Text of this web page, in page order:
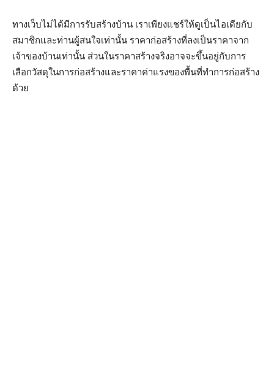
ทางเว็บไม่ได้มีการรับสร้างบ้าน เราเพียงแชร์ให้ดูเป็นไอเดียกับ
สมาชิกและท่านผู้สนใจเท่านั้น ราคาก่อสร้างที่ลงเป็นราคาจาก
เจ้าของบ้านเท่านั้น ส่วนในราคาสร้างจริงอาจจะขึ้นอยู่กับการ
เลือกวัสดุในการก่อสร้างและราคาค่าแรงของพื้นที่ทำการก่อสร้าง
ด้วย